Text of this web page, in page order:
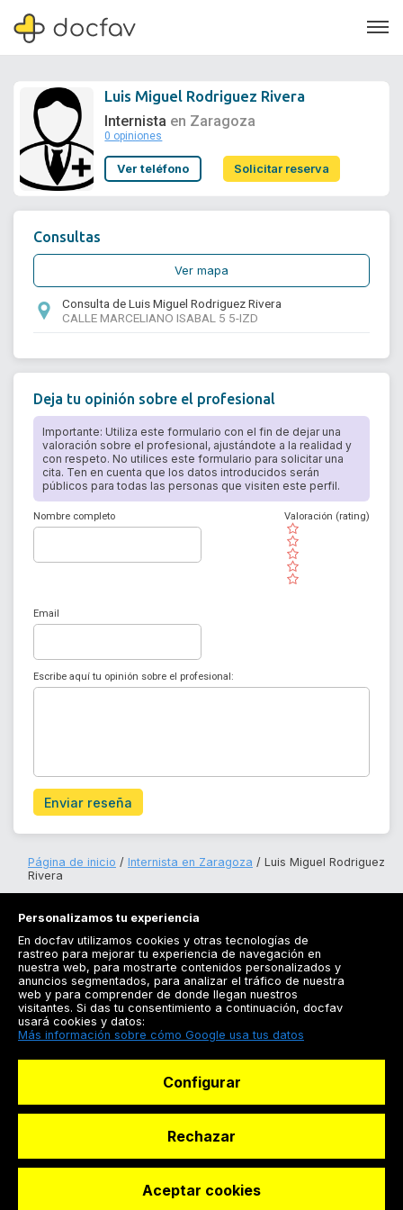
Soporte
Luis Miguel Rodriguez Rivera
Internista en Zaragoza
0 opiniones
Ver teléfono Solicitar reserva
Consultas
Ver mapa
Consulta de Luis Miguel Rodriguez Rivera
CALLE MARCELIANO ISABAL 5 5-IZD
Deja tu opinión sobre el profesional
Importante: Utiliza este formulario con el fin de dejar una
valoración sobre el profesional, ajustándote a la realidad y
con respeto. No utilices este formulario para solicitar una
cita. Ten en cuenta que los datos introducidos serán
públicos para todas las personas que visiten este perfil.
Nombre completo
( )
( )
( )
( )
( )
Valoración (rating)
Email
Escribe aquí tu opinión sobre el profesional:
Enviar reseña
Página de inicio Internista en Zaragoza
Luis Miguel Rodriguez
Rivera
Registrarse
Docfav
© Dashboard Technologies S.L
Personalizamos tu experiencia
En docfav utilizamos cookies y otras tecnologías de
rastreo para mejorar tu experiencia de navegación en
nuestra web, para mostrarte contenidos personalizados y
anuncios segmentados, para analizar el tráfico de nuestra
web y para comprender de donde llegan nuestros
visitantes. Si das tu consentimiento a continuación, docfav
usará cookies y datos:
Más información sobre cómo Google usa tus datos
Configurar
Rechazar
Aceptar cookies